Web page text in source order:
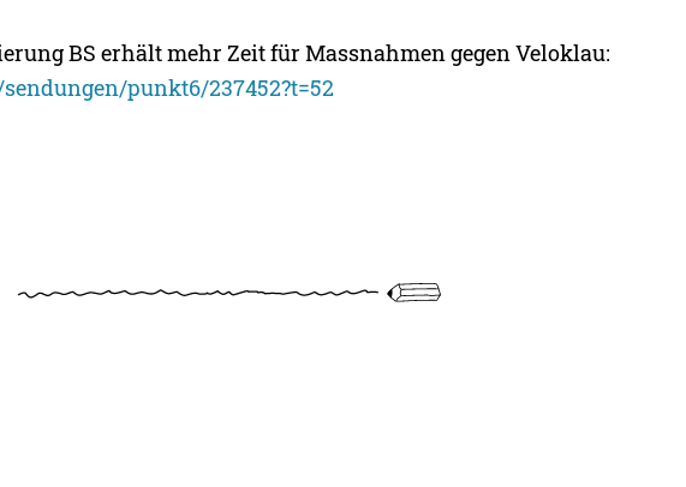
BS erhält mehr Zeit für Massnahmen gegen Veloklau:
punkt6/237452?t=52